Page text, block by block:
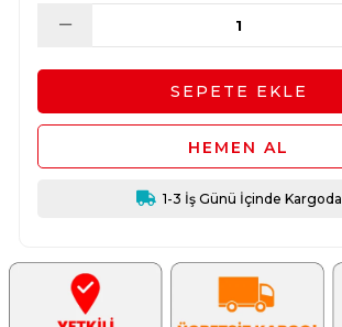
1-3 İş Günü İçinde Kargoda